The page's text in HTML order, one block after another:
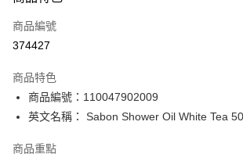
信用卡
Apple Pay
PayMe
WeChat Pay
BoC Pay
商品編號
374427
商品特色
商品編號：110047902009
英文名稱： Sabon Shower Oil White Tea
商品重點